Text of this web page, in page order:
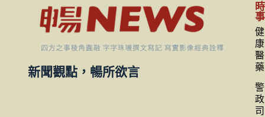
新聞觀點，暢所欲言
時
事
健
康
醫
藥
警
政
司